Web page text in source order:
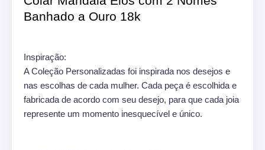
Banhado a Ouro 18k
Inspiração:
A Coleção Personalizadas foi inspirada nos desejos e
nas escolhas de cada mulher. Cada peça é escolhida e
fabricada de acordo com seu desejo, para que cada joia
represente um momento inesquecível e único.